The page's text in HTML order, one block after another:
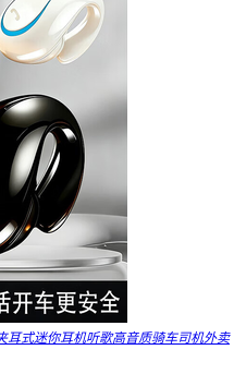
耳式迷你耳机听歌高音质骑车司机外卖